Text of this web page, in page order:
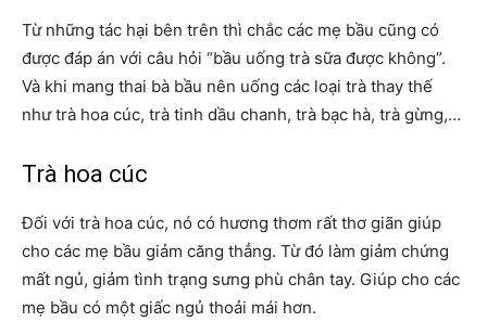
Từ những tác hại bên trên thì chắc các mẹ bầu cũng có
được đáp án với câu hỏi “bầu uống trà sữa được không”.
Và khi mang thai bà bầu nên uống các loại trà thay thế
như trà hoa cúc, trà tinh dầu chanh, trà bạc hà, trà gừng,…
Trà hoa cúc
Đối với trà hoa cúc, nó có hương thơm rất thơ giãn giúp
cho các mẹ bầu giảm căng thẳng. Từ đó làm giảm chứng
mất ngủ, giảm tình trạng sưng phù chân tay. Giúp cho các
mẹ bầu có một giấc ngủ thoải mái hơn.